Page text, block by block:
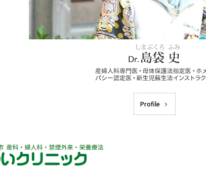
Profile